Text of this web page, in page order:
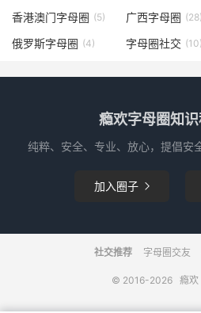
香港澳门字母圈 (5) 广西字母圈 (28)
俄罗斯字母圈 (4) 字母圈社交 (10)
瘾欢字母圈知
纯粹、安全、专业、放心，提倡安
加入圈子 
社交推荐 字母圈交友
© 2016-2026 瘾欢